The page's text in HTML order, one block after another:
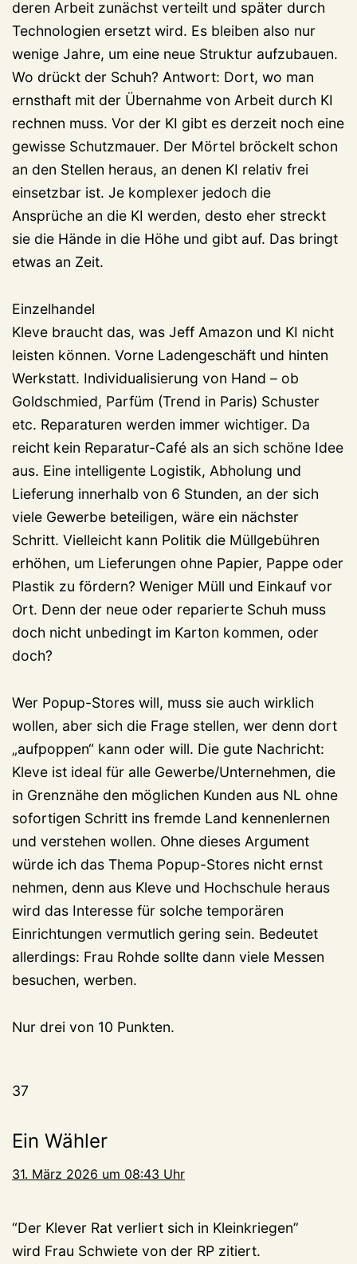
deren Arbeit zunächst verteilt und später durch
Technologien ersetzt wird. Es bleiben also nur
wenige Jahre, um eine neue Struktur aufzubauen.
Wo drückt der Schuh? Antwort: Dort, wo man
ernsthaft mit der Übernahme von Arbeit durch KI
rechnen muss. Vor der KI gibt es derzeit noch eine
gewisse Schutzmauer. Der Mörtel bröckelt schon
an den Stellen heraus, an denen KI relativ frei
einsetzbar ist. Je komplexer jedoch die
Ansprüche an die KI werden, desto eher streckt
sie die Hände in die Höhe und gibt auf. Das bringt
etwas an Zeit.
Einzelhandel
Kleve braucht das, was Jeff Amazon und KI nicht
leisten können. Vorne Ladengeschäft und hinten
Werkstatt. Individualisierung von Hand – ob
Goldschmied, Parfüm (Trend in Paris) Schuster
etc. Reparaturen werden immer wichtiger. Da
reicht kein Reparatur-Café als an sich schöne Idee
aus. Eine intelligente Logistik, Abholung und
Lieferung innerhalb von 6 Stunden, an der sich
viele Gewerbe beteiligen, wäre ein nächster
Schritt. Vielleicht kann Politik die Müllgebühren
erhöhen, um Lieferungen ohne Papier, Pappe oder
Plastik zu fördern? Weniger Müll und Einkauf vor
Ort. Denn der neue oder reparierte Schuh muss
doch nicht unbedingt im Karton kommen, oder
doch?
Wer Popup-Stores will, muss sie auch wirklich
wollen, aber sich die Frage stellen, wer denn dort
„aufpoppen“ kann oder will. Die gute Nachricht:
Kleve ist ideal für alle Gewerbe/Unternehmen, die
in Grenznähe den möglichen Kunden aus NL ohne
sofortigen Schritt ins fremde Land kennenlernen
und verstehen wollen. Ohne dieses Argument
würde ich das Thema Popup-Stores nicht ernst
nehmen, denn aus Kleve und Hochschule heraus
wird das Interesse für solche temporären
Einrichtungen vermutlich gering sein. Bedeutet
allerdings: Frau Rohde sollte dann viele Messen
besuchen, werben.
Nur drei von 10 Punkten.
37
Ein Wähler
31. März 2026 um 08:43 Uhr
“Der Klever Rat verliert sich in Kleinkriegen”
wird Frau Schwiete von der RP zitiert.